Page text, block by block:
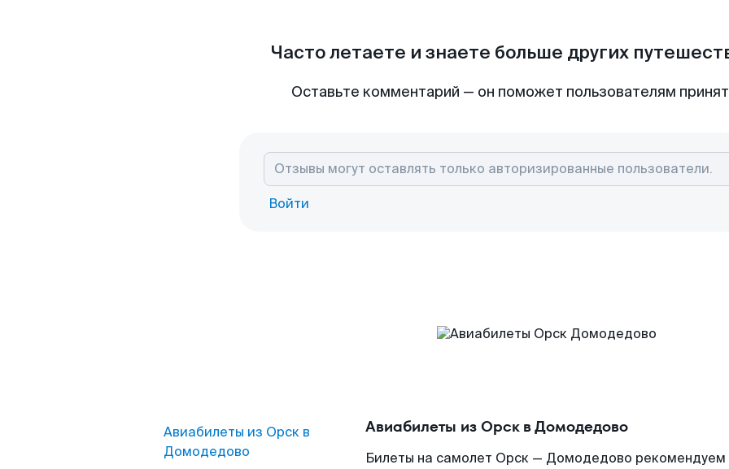
Часто летаете и знаете больше других
Оставьте комментарий — он поможет пользователям
Войти
Авиабилеты из Орск в
Домодедово
Авиабилеты из Орск в Домодедово
Билеты на самолет Орск — Домодедово рекомендуем